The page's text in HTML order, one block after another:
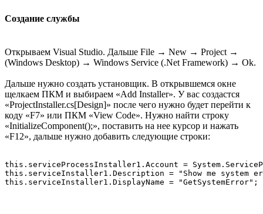
Создание службы
Открываем Visual Studio. Дальше File → New → Project →
(Windows Desktop) → Windows Service (.Net Framework) → Ok.
Дальше нужно создать установщик. В открывшемся окне
щелкаем ПКМ и выбираем «Add Installer». У вас создастся
«ProjectInstaller.cs[Design]» после чего нужно будет перейти к
коду «F7» или ПКМ «View Code». Нужно найти строку
«InitializeComponent();», поставить на нее курсор и нажать
«F12», дальше нужно добавить следующие строки:
this.serviceProcessInstaller1.Account =
this.serviceInstaller1.Description = "Show me system
this.serviceInstaller1.DisplayName = "GetSystemError"; //